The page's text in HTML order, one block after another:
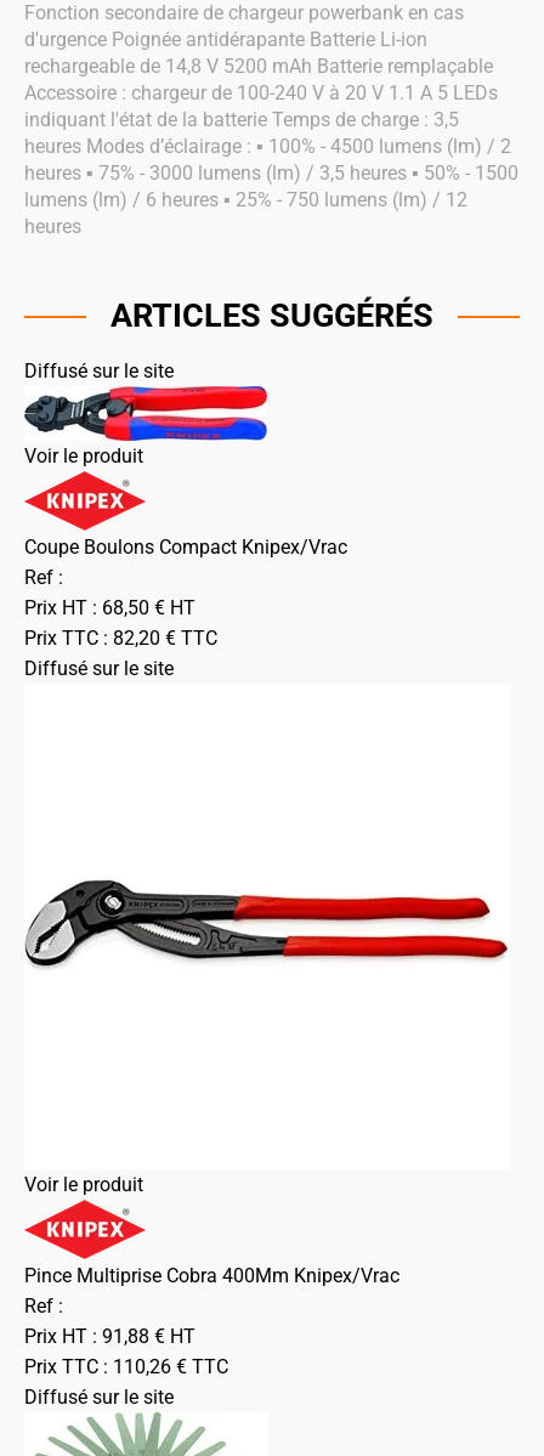
Fonction secondaire de chargeur powerbank en cas
d'urgence Poignée antidérapante Batterie Li-ion
rechargeable de 14,8 V 5200 mAh Batterie remplaçable
Accessoire : chargeur de 100-240 V à 20 V 1.1 A 5 LEDs
indiquant l'état de la batterie Temps de charge : 3,5
heures Modes d’éclairage : ▪ 100% - 4500 lumens (lm) / 2
heures ▪ 75% - 3000 lumens (lm) / 3,5 heures ▪ 50% - 1500
lumens (lm) / 6 heures ▪ 25% - 750 lumens (lm) / 12
heures
ARTICLES SUGGÉRÉS
Diffusé sur le site
Voir le produit
Coupe Boulons Compact Knipex/Vrac
Ref :
Prix HT : 68,50 € HT
Prix TTC : 82,20 € TTC
Diffusé sur le site
Voir le produit
Pince Multiprise Cobra 400Mm Knipex/Vrac
Ref :
Prix HT : 91,88 € HT
Prix TTC : 110,26 € TTC
Diffusé sur le site